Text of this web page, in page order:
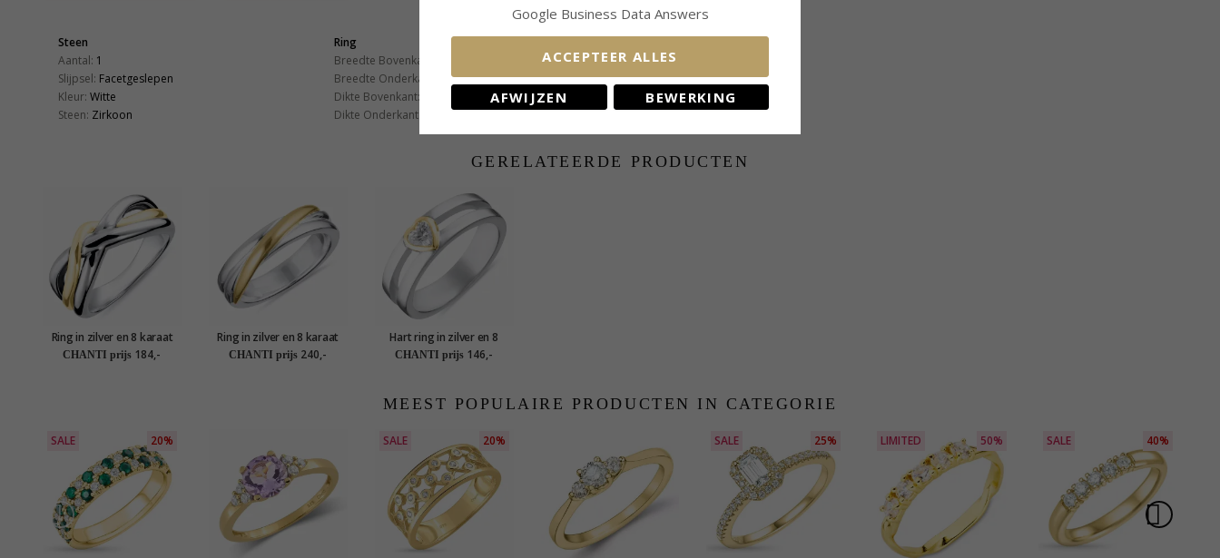
Steen
Aantal: 1
Slijpsel: Facetgeslepen
Kleur: Witte
Steen: Zirkoon
Ring
Breedte Bovenkant:
Breedte Onderkant:
5,2 mm
Dikte Bovenkant:
Dikte Onderkant:
1,5 mm
Maat In Voorraad:
GERELATEERDE PRODUCTEN
Ring in zilver en 8 karaat
goud
CHANTI prijs 184,-
Ring in zilver en 8 karaat
goud
CHANTI prijs 240,-
Hart ring in zilver en 8
karaat goud
CHANTI prijs 146,-
MEEST POPULAIRE PRODUCTEN IN CATEGORIE
SALE 20% SALE 20% SALE 25% LIMITED 50% SALE 40%
Google Business Data Answers
ACCEPTEER ALLES
AFWIJZEN BEWERKING